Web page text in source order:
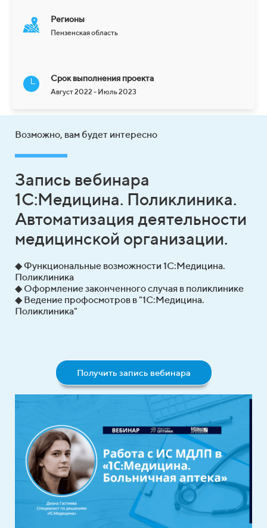
Регионы
Пензенская область
Срок выполнения проекта
Август 2022 - Июль 2023
Возможно, вам будет интересно
Запись вебинара
1С:Медицина. Поликлиника.
Автоматизация деятельности
медицинской организации.
◆ Функциональные возможности 1С:Медицина.
Поликлиника
◆ Оформление законченного случая в поликлинике
◆ Ведение профосмотров в "1С:Медицина.
Поликлиника"
Получить запись вебинара